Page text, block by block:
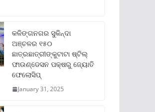
କଳିଙ୍ଗନଗର ସୁକିନ୍ଦା
ଅଞ୍ଚଳର ୧୫୦
ଛାତ୍ରଛାତ୍ରୀଙ୍କୁଟାଟା ଷ୍ଟିଲ୍
ଫାଉଣ୍ଡେସନ ପକ୍ଷରୁ ଜ୍ୟୋତି
ଫେଲୋସିପ୍‌
January 31, 2025